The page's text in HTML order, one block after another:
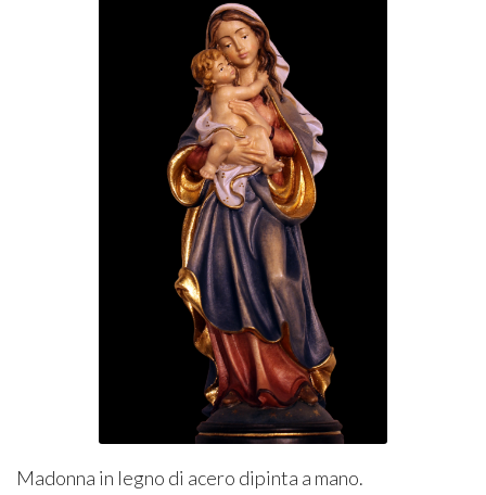
Madonna in legno di acero dipinta a mano.